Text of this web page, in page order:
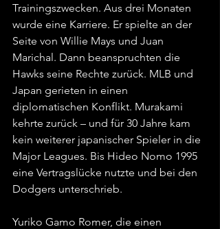
Trainingszwecken. Aus drei Monaten
wurde eine Karriere. Er spielte an der
Seite von Willie Mays und Juan
Marichal. Dann beanspruchten die
Hawks seine Rechte zurück. MLB und
Japan gerieten in einen
diplomatischen Konflikt. Murakami
kehrte zurück – und für 30 Jahre kam
kein weiterer japanischer Spieler in die
Major Leagues. Bis Hideo Nomo 1995
eine Vertragslücke nutzte und bei den
Dodgers unterschrieb.
Yuriko Gamo Romer, die einen